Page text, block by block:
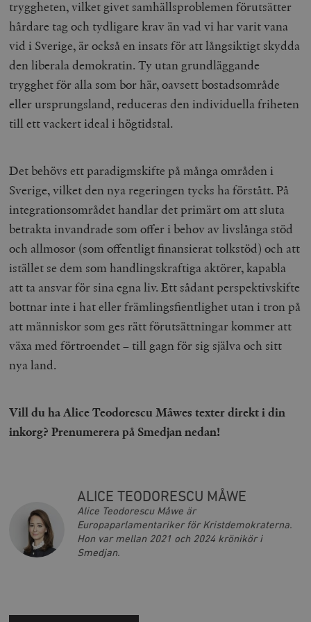
tryggheten, vilket givet samhällsproblemen förutsätter
hårdare tag och tydligare krav än vad vi har varit vana
vid i Sverige, är också en insats för att långsiktigt skydda
den liberala demokratin. Ty utan grundläggande
trygghet för alla som bor här, oavsett bostadsområde
eller ursprungsland, reduceras den individuella friheten
till ett vackert ideal i högtidstal.
Det behövs ett paradigmskifte på många områden i
Sverige, vilket den nya regeringen tycks ha förstått. På
integrationsområdet handlar det primärt om att sluta
betrakta invandrade som offer i behov av livslånga stöd
och allmosor (som offentligt finansierat tolkstöd) och att
istället se dem som handlingskraftiga aktörer, kapabla
att ta ansvar för sina egna liv. Ett sådant perspektivskifte
bottnar inte i hat eller främlingsfientlighet utan i tron på
att människor som ges rätt förutsättningar kommer att
växa med förtroendet – till gagn för sig själva och sitt
nya land.
Vill du ha Alice Teodorescu Måwes texter direkt i din
inkorg? Prenumerera på Smedjan nedan!
ALICE TEODORESCU MÅWE
Alice Teodorescu Måwe är
Europaparlamentariker för Kristdemokraterna.
Hon var mellan 2021 och 2024 krönikör i
Smedjan.
_hjFirstSeen
.timbro.se
timbro.se
{32}
__cf_bm
Cloudflare
.myfonts.net
.timbro.se
__cf_bm
Cloudflare
Inc.